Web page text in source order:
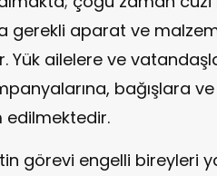
gerekli aparat ve
Yük ailelere ve
bağışlara
edilmektedir.
görevi engelli bireyleri